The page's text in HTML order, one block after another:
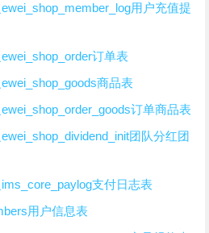
用户充值提
订单表
商品表
订单商品表
团队分红团
支付日志表
用户信息表